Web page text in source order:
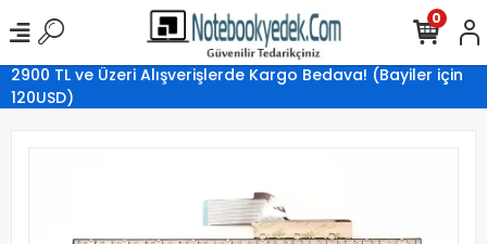
2900 TL ve Üzeri Alışverişlerde Kargo Bedava! (Bayiler için
120USD)
0